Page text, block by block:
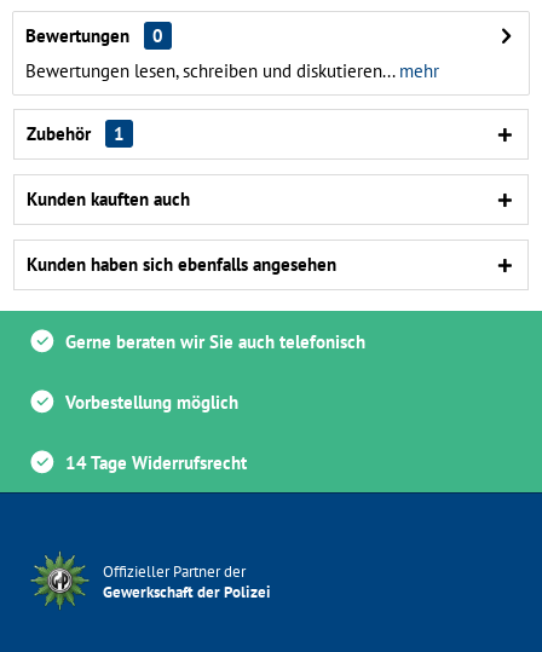
Bewertungen
0
Bewertungen lesen, schreiben und diskutieren...mehr
Zubehör 1
Kunden kauften auch
Kunden haben sich ebenfalls angesehen
Gerne beraten wir Sie auch telefonisch
Vorbestellung möglich
14 Tage Widerrufsrecht
Offizieller Partner der
Gewerkschaft der Polizei